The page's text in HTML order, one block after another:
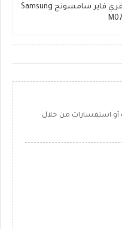
فري فاير سامسونج Samsung
M07
أو استفسارات من خلال